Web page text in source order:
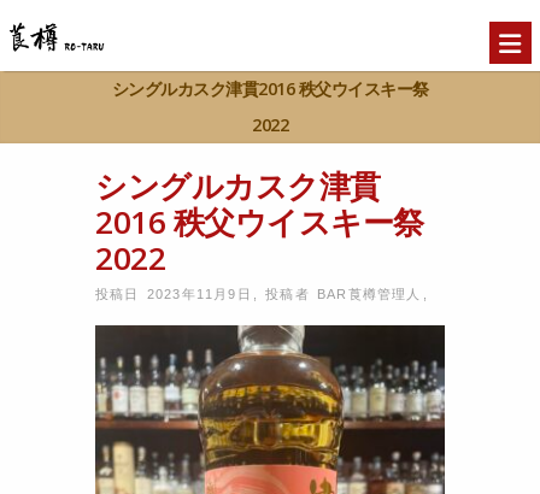
シングルカスク津貫2016 秩父ウイスキー祭
2022
シングルカスク津貫2016 秩父ウイス
キー祭2022
シングルカスク津貫
2016 秩父ウイスキー祭
2022
投稿日 2023年11月9日 ,投稿者 BAR莨樽管理人